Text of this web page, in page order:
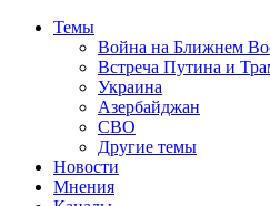
Темы
Война на Ближнем
Встреча Путина и
Украина
Азербайджан
СВО
Другие темы
Новости
Мнения